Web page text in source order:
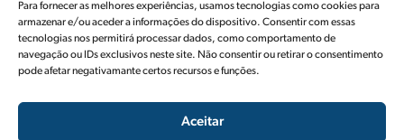
Para fornecer as melhores experiências, usamos tecnologias como cookies para
armazenar e/ou aceder a informações do dispositivo. Consentir com essas
tecnologias nos permitirá processar dados, como comportamento de
navegação ou IDs exclusivos neste site. Não consentir ou retirar o consentimento
pode afetar negativamante certos recursos e funções.
Aceitar